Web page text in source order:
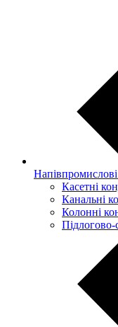
Касетні
Канальні
Колонні
Підлогово-